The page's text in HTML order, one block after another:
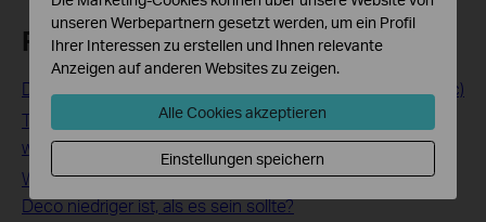
Related FAQs
Deco Setup Walkthrough(For Deco M5/M9/P7/M1300 etc)
The internet connection is unstable or suddenly stops
working when connected to the Deco network?
Wie gehe ich vor, wenn die Geschwindigkeit über die
Deco niedriger ist, als es sein sollte?
unseren Werbepartnern gesetzt werden, um ein Profil
Ihrer Interessen zu erstellen und Ihnen relevante
Anzeigen auf anderen Websites zu zeigen.
Alle Cookies akzeptieren
Einstellungen speichern